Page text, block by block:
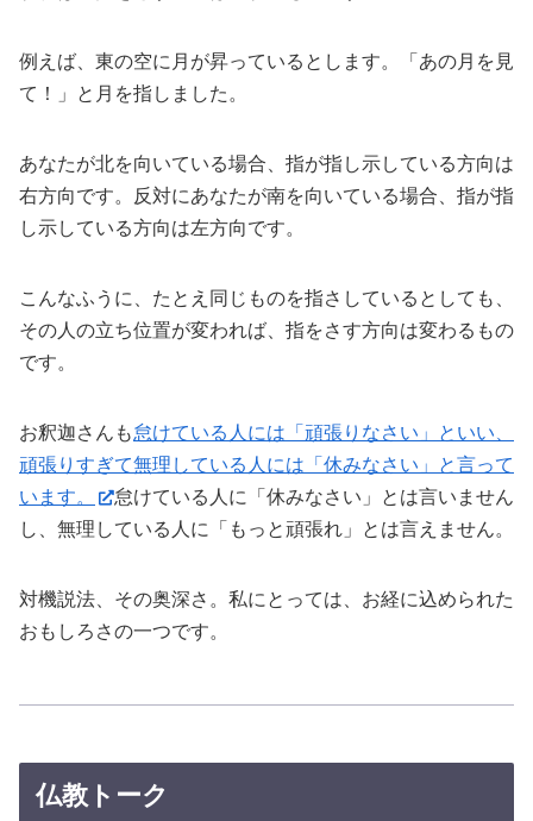
例えば、東の空に月が昇っているとします。「あの月を見
て！」と月を指しました。
あなたが北を向いている場合、指が指し示している方向は
右方向です。反対にあなたが南を向いている場合、指が指
し示している方向は左方向です。
こんなふうに、たとえ同じものを指さしているとしても、
その人の立ち位置が変われば、指をさす方向は変わるもの
です。
お釈迦さんも怠けている人には「頑張りなさい」といい、
頑張りすぎて無理している人には「休みなさい」と言って
います。
怠けている人に「休みなさい」とは言いません
し、無理している人に「もっと頑張れ」とは言えません。
対機説法、その奥深さ。私にとっては、お経に込められた
おもしろさの一つです。
仏教トーク